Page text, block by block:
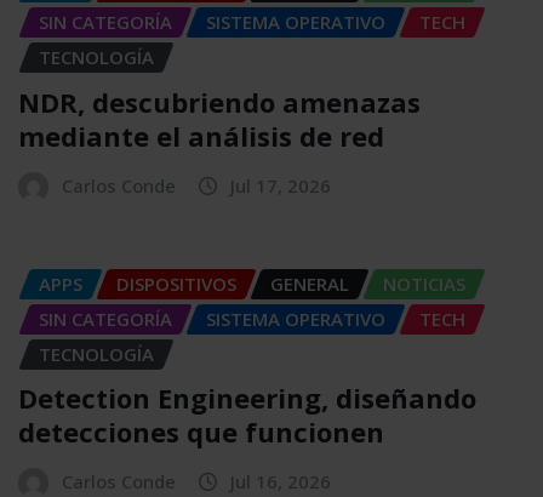
SIN CATEGORÍA SISTEMA OPERATIVO
TECH
TECNOLOGÍA
NDR, descubriendo amenazas
mediante el análisis de red
Carlos Conde Jul 17, 2026
APPS DISPOSITIVOS GENERAL
NOTICIAS
SIN CATEGORÍA
SISTEMA OPERATIVO
TECH
TECNOLOGÍA
Detection Engineering, diseñando
detecciones que funcionen
Carlos Conde Jul 16, 2026